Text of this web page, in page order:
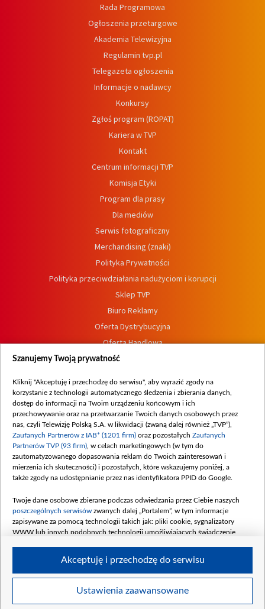
Rada Programowa
Ogłoszenia przetargowe
Akademia Telewizyjna
Regulamin tvp.pl
Telegazeta ogłoszenia
Informacje o nadawcy
Konkursy
Zgłoś program (ROPAT)
Kariera w TVP
Kontakt
Centrum informacji TVP
Komisja Etyki
Program dla prasy
Dla mediów
Serwis fotograficzny
Merchandising (znaki)
Polityka Prywatności
Polityka przeciwdziałania nadużyciom i korupcji
Sklep TVP
Biuro Reklamy
Oferta Dystrybucyjna
Oferta Handlowa
Dostępność
Procedura zgłoszeń wewnętrznych
Szanujemy Twoją prywatność
Kliknij "Akceptuję i przechodzę do serwisu", aby wyrazić zgody na
korzystanie z technologii automatycznego śledzenia i zbierania danych,
dostęp do informacji na Twoim urządzeniu końcowym i ich
przechowywanie oraz na przetwarzanie Twoich danych osobowych przez
nas, czyli Telewizję Polską S.A. w likwidacji (zwaną dalej również „TVP”),
Zaufanych Partnerów z IAB* (1201 firm) oraz pozostałych Zaufanych
Partnerów TVP (93 firm) , w celach marketingowych (w tym do
zautomatyzowanego dopasowania reklam do Twoich zainteresowań i
mierzenia ich skuteczności) i pozostałych, które wskazujemy poniżej, a
także zgody na udostępnianie przez nas identyfikatora PPID do Google.
Twoje dane osobowe zbierane podczas odwiedzania przez Ciebie naszych
poszczególnych serwisów zwanych dalej „Portalem”, w tym informacje
zapisywane za pomocą technologii takich jak: pliki cookie, sygnalizatory
WWW lub innych podobnych technologii umożliwiających świadczenie
Twoje dane osobowe zbierane podczas odwiedzania przez Ciebie
Ustawienia zaawansowane
Akceptuję i przechodzę do serwisu